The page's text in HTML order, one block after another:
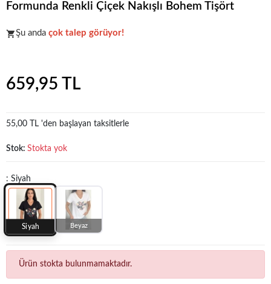
Formunda Renkli Çiçek Nakışlı Bohem Tişört
Koleksiyonunen sevilenparçalarından biri.
Şu anda çok talep görüyor!
659,95 TL
55,00 TL 'den başlayan taksitlerle
Stok: Stokta yok
: Siyah
Siyah Beyaz
Ürün stokta bulunmamaktadır.